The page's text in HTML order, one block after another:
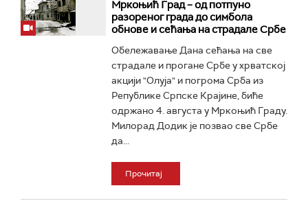
Мркоњић Град – од потпуно
разореног града до симбола
обнове и сећања на страдале Србе
Обележавање Дана сећања на све
страдале и прогане Србе у хрватској
акцији "Олуја" и погрома Срба из
Републике Српске Крајине, биће
одржано 4. августа у Мркоњић Граду.
Милорад Додик је позвао све Србе
да...
Прочитај